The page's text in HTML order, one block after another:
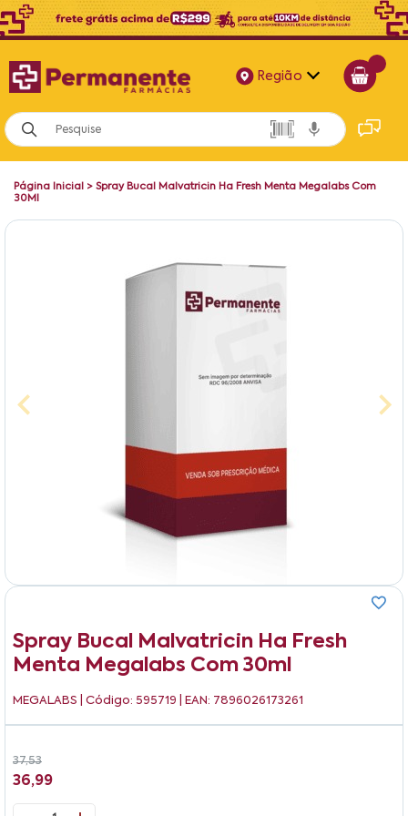
Região
Alagoas
Bahia
Página Inicial > Spray Bucal Malvatricin Ha Fresh Menta Megalabs Com
30Ml
Spray Bucal Malvatricin Ha Fresh
Menta Megalabs Com 30ml
MEGALABS | Código: 595719 | EAN: 7896026173261
37,53
36,99